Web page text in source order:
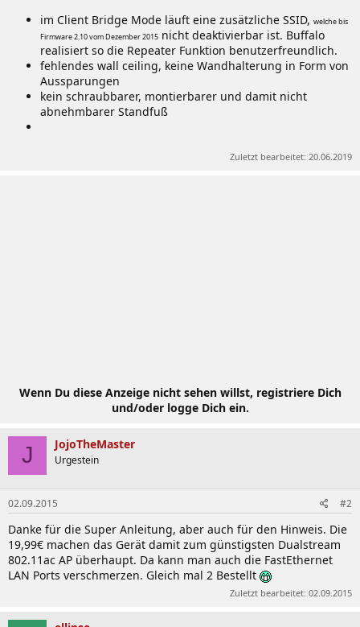
im Client Bridge Mode läuft eine zusätzliche SSID, welche bis
Firmware 2.10 vom Dezember 2015 nicht deaktivierbar ist. Buffalo
realisiert so die Repeater Funktion benutzerfreundlich.
fehlendes wall ceiling, keine Wandhalterung in Form von
Aussparungen
kein schraubbarer, montierbarer und damit nicht
abnehmbarer Standfuß
Zuletzt bearbeitet: 20.06.2019
Wenn Du diese Anzeige nicht sehen willst, registriere Dich
und/oder logge Dich ein.
J JojoTheMaster
Urgestein
02.09.2015 #2
Danke für die Super Anleitung, aber auch für den Hinweis. Die
19,99€ machen das Gerät damit zum günstigsten Dualstream
802.11ac AP überhaupt. Da kann man auch die FastEthernet
LAN Ports verschmerzen. Gleich mal 2 Bestellt
Zuletzt bearbeitet: 02.09.2015